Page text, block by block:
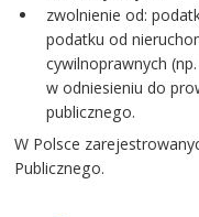
zwolnienie od:
podatku od
cywilnoprawnych
w odniesieniu do
publicznego.
W Polsce
Publicznego.